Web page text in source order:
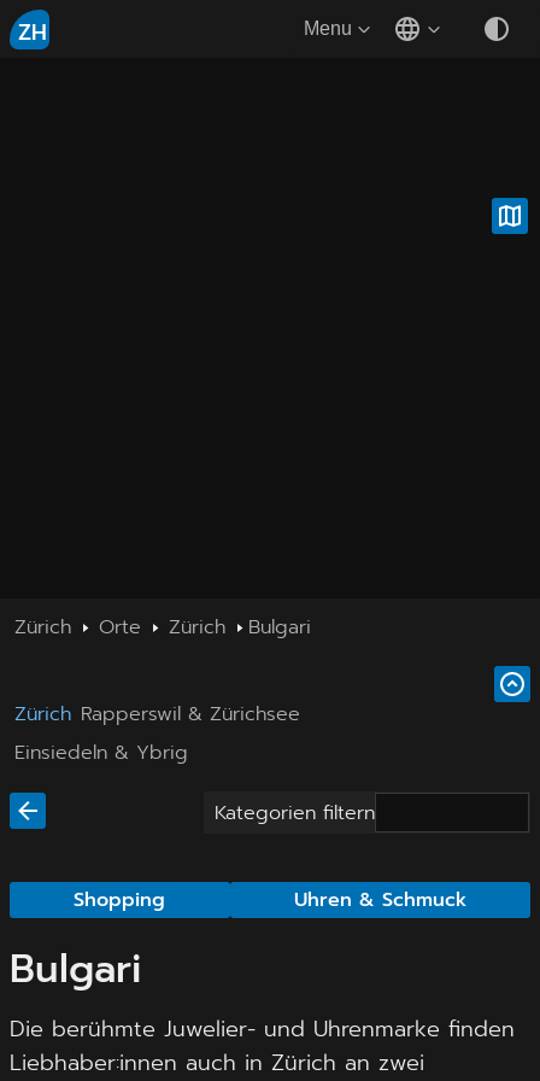
ZH Menu
Zürich Orte Zürich Bulgari
Zürich Rapperswil & Zürichsee
Einsiedeln & Ybrig
Kategorien filtern
Shopping Uhren & Schmuck
Bulgari
Die berühmte Juwelier- und Uhrenmarke finden
Liebhaber:innen auch in Zürich an zwei